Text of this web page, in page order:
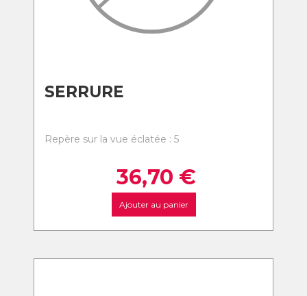
SERRURE
Repère sur la vue éclatée : 5
36,70 €
Ajouter au panier